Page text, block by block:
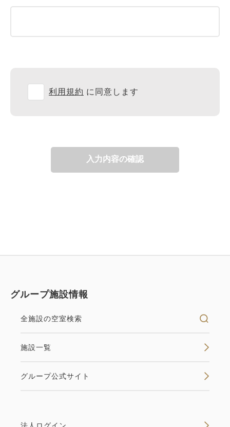
利用規約 に同意します
入力内容の確認
グループ施設情報
全施設の空室検索
施設一覧
グループ公式サイト
法人ログイン